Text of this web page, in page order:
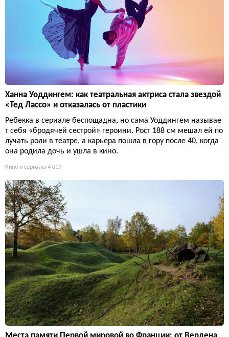
Ханна Уоддингем: как театральная актриса стала звездой
«Тед Лассо» и отказалась от пластики
Ребекка в сериале беспощадна, но сама Уоддингем называе
т себя «бродячей сестрой» героини. Рост 188 см мешал ей по
лучать роли в театре, а карьера пошла в гору после 40, когда
она родила дочь и ушла в кино.
Кино и сериалы 4 019